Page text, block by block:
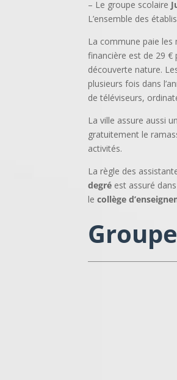
– Le groupe scolaire
L’ensemble des
La commune paie les
financière est de 29 €
découverte nature.
plusieurs fois dans
de téléviseurs,
La ville assure aussi
gratuitement le
activités.
La règle des
degré est assuré
lecollège